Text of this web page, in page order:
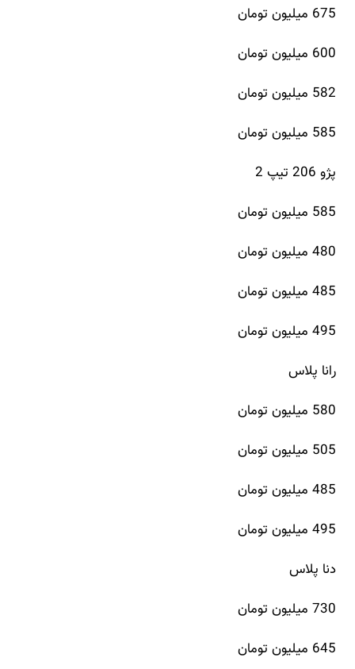
675 میلیون تومان
600 میلیون تومان
582 میلیون تومان
585 میلیون تومان
پژو 206 تیپ 2
585 میلیون تومان
480 میلیون تومان
485 میلیون تومان
495 میلیون تومان
رانا پلاس
580 میلیون تومان
505 میلیون تومان
485 میلیون تومان
495 میلیون تومان
دنا پلاس
730 میلیون تومان
645 میلیون تومان